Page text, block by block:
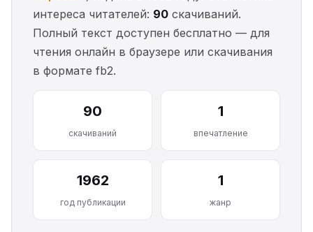
интереса читателей: 90 скачиваний.
Полный текст доступен бесплатно — для
чтения онлайн в браузере или скачивания
в формате fb2.
90
скачиваний
1
впечатление
1962
год публикации
1
жанр